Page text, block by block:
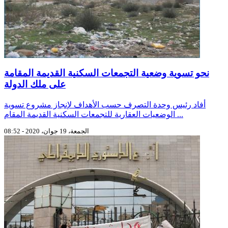
نحو تسوية وضعية التجمعات السكنية القديمة المقامة
على ملك الدولة
أفاد رئيس وحدة التصرف حسب الأهداف لإنجاز مشروع تسوية
الوضعيات العقارية للتجمعات السكنية القديمة المقام ...
الجمعة، 19 جوان، 2020 - 08:52